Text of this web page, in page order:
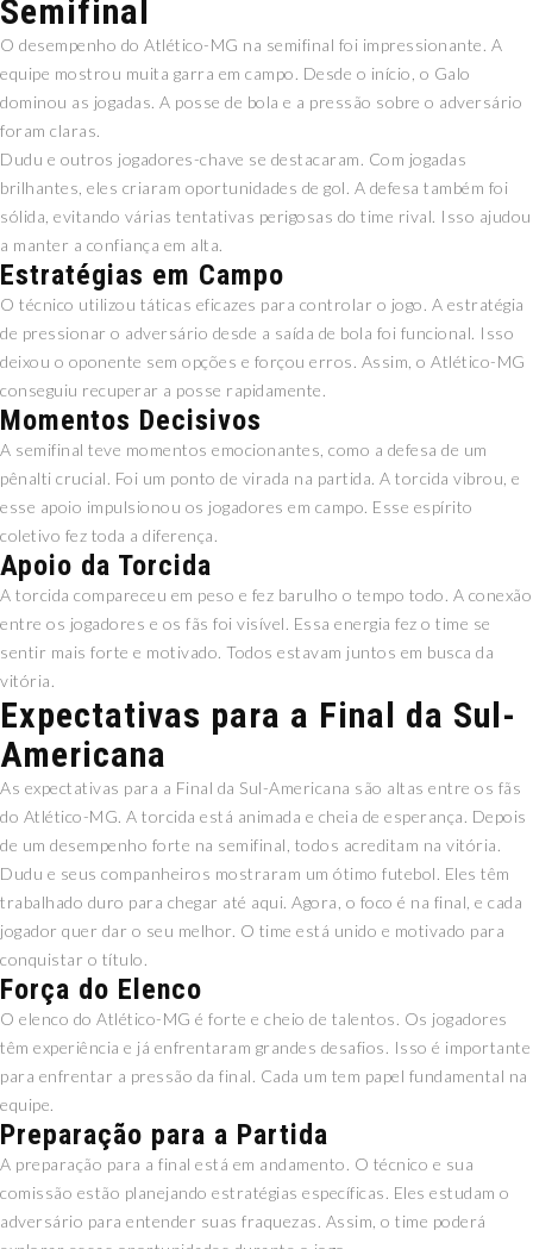
Semifinal
O desempenho do Atlético-MG na semifinal foi impressionante. A
equipe mostrou muita garra em campo. Desde o início, o Galo
dominou as jogadas. A posse de bola e a pressão sobre o adversário
foram claras.
Dudu e outros jogadores-chave se destacaram. Com jogadas
brilhantes, eles criaram oportunidades de gol. A defesa também foi
sólida, evitando várias tentativas perigosas do time rival. Isso ajudou
a manter a confiança em alta.
Estratégias em Campo
O técnico utilizou táticas eficazes para controlar o jogo. A estratégia
de pressionar o adversário desde a saída de bola foi funcional. Isso
deixou o oponente sem opções e forçou erros. Assim, o Atlético-MG
conseguiu recuperar a posse rapidamente.
Momentos Decisivos
A semifinal teve momentos emocionantes, como a defesa de um
pênalti crucial. Foi um ponto de virada na partida. A torcida vibrou, e
esse apoio impulsionou os jogadores em campo. Esse espírito
coletivo fez toda a diferença.
Apoio da Torcida
A torcida compareceu em peso e fez barulho o tempo todo. A conexão
entre os jogadores e os fãs foi visível. Essa energia fez o time se
sentir mais forte e motivado. Todos estavam juntos em busca da
vitória.
Expectativas para a Final da Sul-
Americana
As expectativas para a Final da Sul-Americana são altas entre os fãs
do Atlético-MG. A torcida está animada e cheia de esperança. Depois
de um desempenho forte na semifinal, todos acreditam na vitória.
Dudu e seus companheiros mostraram um ótimo futebol. Eles têm
trabalhado duro para chegar até aqui. Agora, o foco é na final, e cada
jogador quer dar o seu melhor. O time está unido e motivado para
conquistar o título.
Força do Elenco
O elenco do Atlético-MG é forte e cheio de talentos. Os jogadores
têm experiência e já enfrentaram grandes desafios. Isso é importante
para enfrentar a pressão da final. Cada um tem papel fundamental na
equipe.
Preparação para a Partida
A preparação para a final está em andamento. O técnico e sua
comissão estão planejando estratégias específicas. Eles estudam o
adversário para entender suas fraquezas. Assim, o time poderá